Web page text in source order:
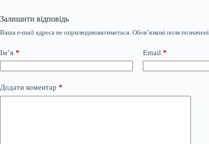
Залишити відповідь
Ваша e-mail адреса не оприлюднюватиметься. Обов’язкові поля позначені
Ім’я * Email *
Додати коментар *